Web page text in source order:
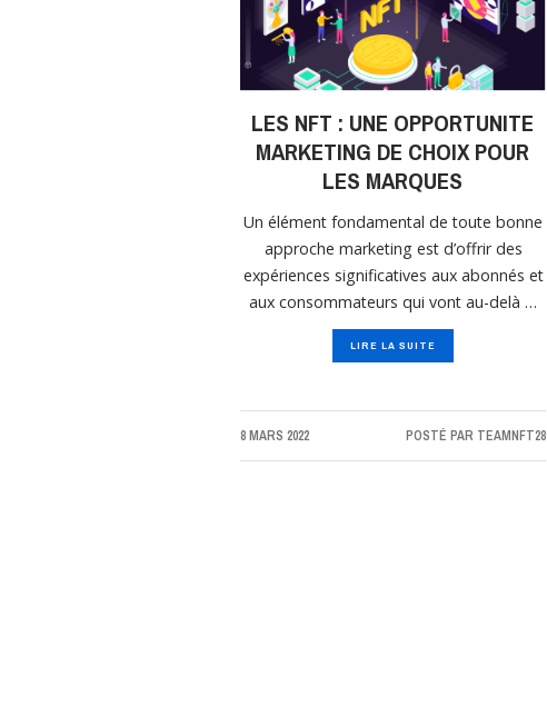
LES NFT : UNE OPPORTUNITE
MARKETING DE CHOIX POUR
LES MARQUES
Un élément fondamental de toute bonne
approche marketing est d’offrir des
expériences significatives aux abonnés et
aux consommateurs qui vont au-delà …
LIRE LA SUITE
8 MARS 2022 POSTÉ PAR TEAMNFT28